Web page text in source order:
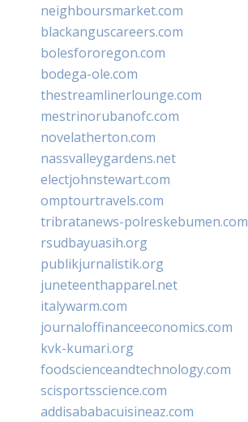
neighboursmarket.com
blackanguscareers.com
bolesfororegon.com
bodega-ole.com
thestreamlinerlounge.com
mestrinorubanofc.com
novelatherton.com
nassvalleygardens.net
electjohnstewart.com
omptourtravels.com
tribratanews-polreskebumen.com
rsudbayuasih.org
publikjurnalistik.org
juneteenthapparel.net
italywarm.com
journaloffinanceeconomics.com
kvk-kumari.org
foodscienceandtechnology.com
scisportsscience.com
addisababacuisineaz.com